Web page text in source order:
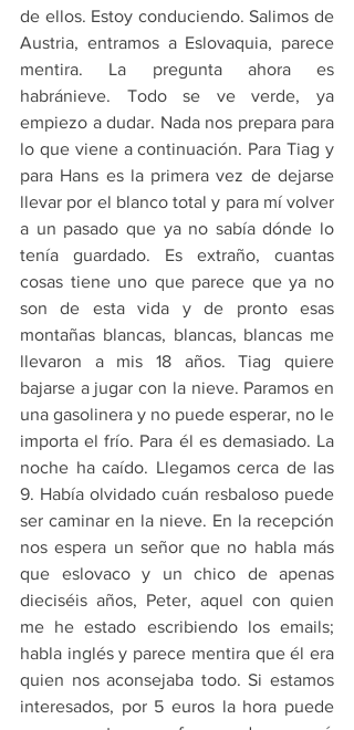
de ellos. Estoy conduciendo. Salimos de
Austria, entramos a Eslovaquia, parece
mentira. La pregunta ahora es
habránieve. Todo se ve verde, ya
empiezo a dudar. Nada nos prepara para
lo que viene a continuación. Para Tiag y
para Hans es la primera vez de dejarse
llevar por el blanco total y para mí volver
a un pasado que ya no sabía dónde lo
tenía guardado. Es extraño, cuantas
cosas tiene uno que parece que ya no
son de esta vida y de pronto esas
montañas blancas, blancas, blancas me
llevaron a mis 18 años. Tiag quiere
bajarse a jugar con la nieve. Paramos en
una gasolinera y no puede esperar, no le
importa el frío. Para él es demasiado. La
noche ha caído. Llegamos cerca de las
9. Había olvidado cuán resbaloso puede
ser caminar en la nieve. En la recepción
nos espera un señor que no habla más
que eslovaco y un chico de apenas
dieciséis años, Peter, aquel con quien
me he estado escribiendo los emails;
habla inglés y parece mentira que él era
quien nos aconsejaba todo. Si estamos
interesados, por 5 euros la hora puede